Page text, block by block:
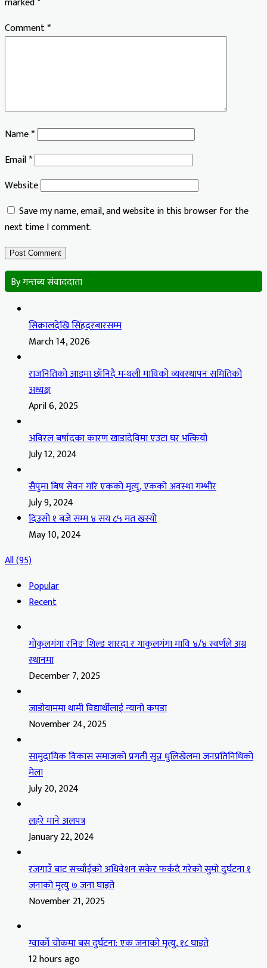
Comment*
Name*
Email*
Website
Save my name, email, and website in this browser for the
next time I comment.
By गन्तब्य संवाददाता
सिक्रालदेखि सिंहदरबारसम्म
March 14, 2026
राजनितिको आडमा छाँनिदै मन्थली माविको व्यवस्थापन समितिको
अध्यक्ष
April 6, 2025
अविरल बर्षादका कारण खाडादेविमा एउटा घर भत्कियो
July 12, 2024
सैपुमा बिष सेवन गरि एकको मृत्यु, एकको अवस्था गम्भीर
July 9, 2024
दिउसो १ बजे सम्म ४ सय ८५ मत खस्यो
May 10, 2024
All (95)
Popular
Recent
गोकुलगंगा रनिङ शिल्ड शारदा र गाकुलगंगा मावि ४/४ स्वर्णले अग्र
स्थानमा
December 7, 2025
जाडोयाममा थामी विद्यार्थीलाई न्यानो कपडा
November 24, 2025
सामुदायिक विकास समाजको प्रगती सुन्न धुलिखेलमा जनप्रतिनिधिको
मेला
July 20, 2024
लहरे माने अलपत्र
January 22, 2024
रजगाउँ बाट सच्चाँईको अधिवेशन सकेर फर्कदै गरेको सुमो दुर्घटना १
जनाको मृत्यु ७ जना घाइते
November 21, 2025
ग्वार्को चोकमा बस दुर्घटना: एक जनाको मृत्यु, १८ घाइते
12 hours ago